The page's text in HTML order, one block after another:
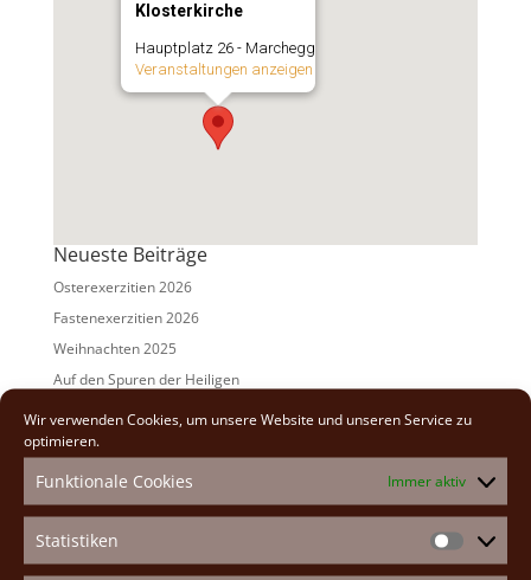
Wir verwenden Cookies, um unsere Website und unseren Service zu
optimieren.
Funktionale Cookies Immer aktiv
Statistiken
Klosterkirche
Hauptplatz 26 - Marchegg
Veranstaltungen anzeigen
Neueste Beiträge
Osterexerzitien 2026
Fastenexerzitien 2026
Weihnachten 2025
Auf den Spuren der Heiligen
Adventexerzitien 2025
2026(2)
2025(7)
2024(5)